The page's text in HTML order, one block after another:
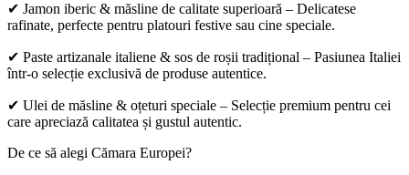
✔ Jamon iberic & măsline de calitate superioară – Delicatese
rafinate, perfecte pentru platouri festive sau cine speciale.
✔ Paste artizanale italiene & sos de roșii tradițional – Pasiunea Italiei
într-o selecție exclusivă de produse autentice.
✔ Ulei de măsline & oțeturi speciale – Selecție premium pentru cei
care apreciază calitatea și gustul autentic.
De ce să alegi Cămara Europei?